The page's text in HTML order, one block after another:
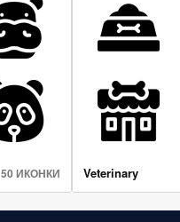
50 ИКОНКИ Veterinary